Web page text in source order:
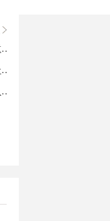
章鱼短信平台软件（短信猫版）
合慧团险核心系统
人力资源管理信息系统